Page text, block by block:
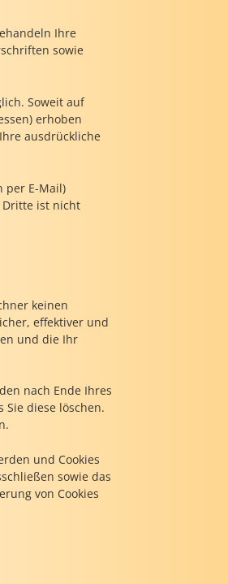
Ihre
sowie
Soweit auf
erhoben
ausdrückliche
per E-Mail)
Dritte ist nicht
keinen
effektiver und
und die Ihr
nach Ende Ihres
Sie diese löschen.
und Cookies
sowie das
von Cookies